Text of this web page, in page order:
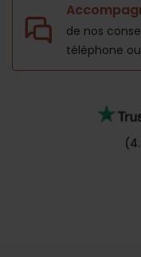
de nos
téléphone